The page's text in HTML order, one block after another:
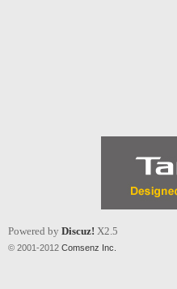
Powered by Discuz! X2.5
© 2001-2012 Comsenz Inc.